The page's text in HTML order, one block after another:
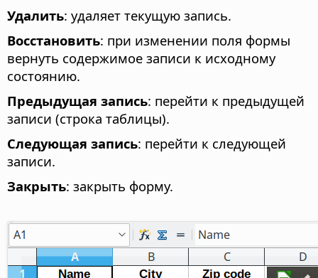
Удалить: удаляет текущую запись.
Восстановить: при изменении поля формы
вернуть содержимое записи к исходному
состоянию.
Предыдущая запись: перейти к предыдущей
записи (строка таблицы).
Следующая запись: перейти к следующей
записи.
Закрыть: закрыть форму.